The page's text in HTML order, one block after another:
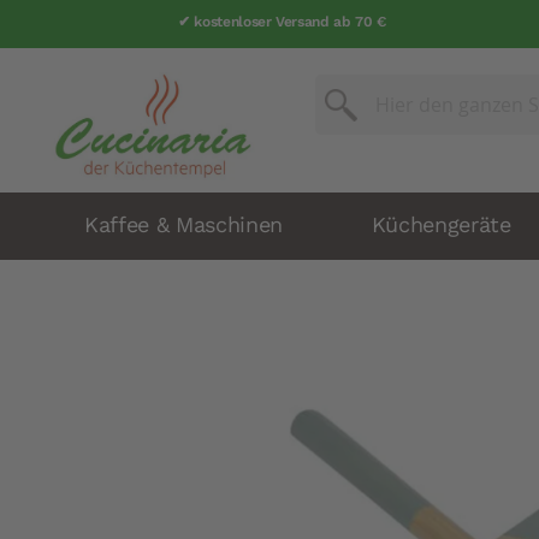
✔ kostenloser Versand ab 70 €
Suche
Kaffee & Maschinen Küchengeräte